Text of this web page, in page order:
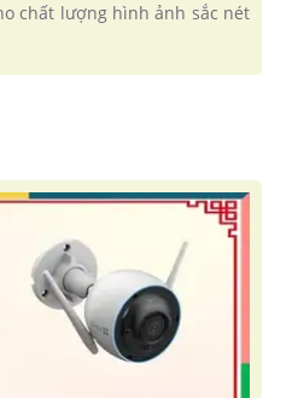
chất lượng hình ảnh sắc nét